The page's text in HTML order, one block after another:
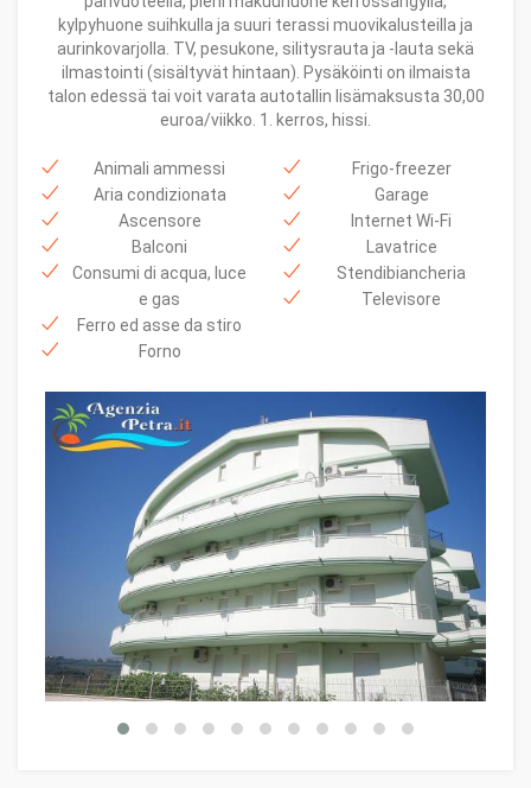
kylpyhuone suihkulla ja suuri terassi muovikalusteilla ja
aurinkovarjolla. TV, pesukone, silitysrauta ja -lauta sekä
ilmastointi (sisältyvät hintaan). Pysäköinti on ilmaista
talon edessä tai voit varata autotallin lisämaksusta 30,00
euroa/viikko. 1. kerros, hissi.
Animali ammessi
Aria condizionata
Ascensore
Balconi
Consumi di acqua, luce
e gas
Ferro ed asse da stiro
Forno
Frigo-freezer
Garage
Internet Wi-Fi
Lavatrice
Stendibiancheria
Televisore